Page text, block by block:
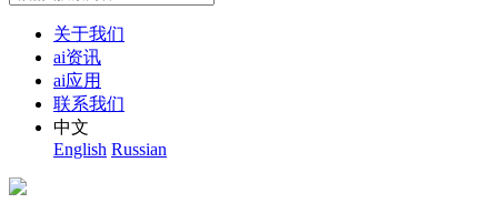
关于我们
ai资讯
ai应用
联系我们
中文
English Russian